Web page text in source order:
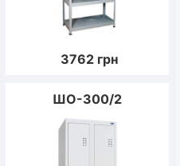
3762 грн
ШО-300/2